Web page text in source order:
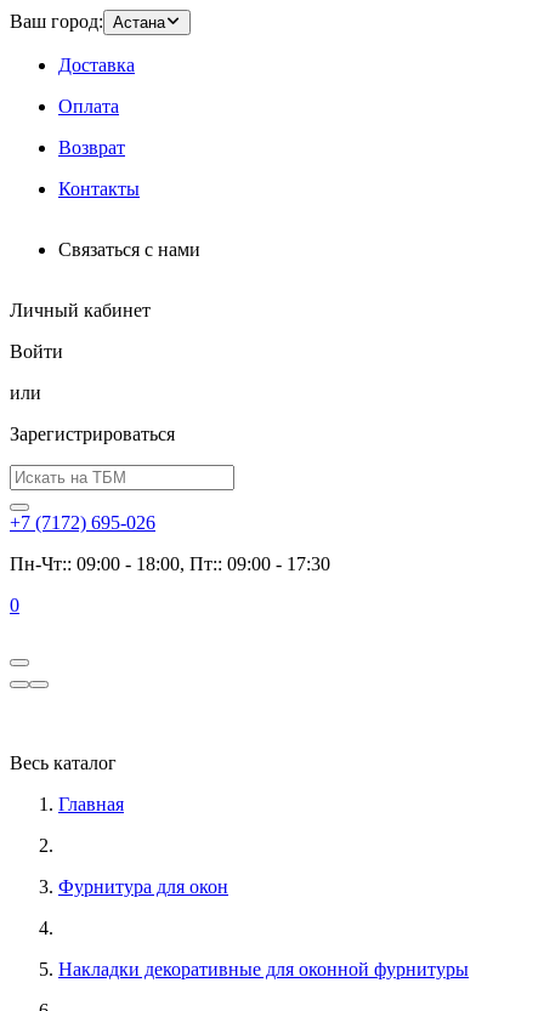
Ваш город: Астана
Доставка
Оплата
Возврат
Контакты
Связаться с нами
Личный кабинет
Войти
или
Зарегистрироваться
+7 (7172) 695-026
Пн-Чт:: 09:00 - 18:00, Пт:: 09:00 - 17:30
0
Весь каталог
Главная
Фурнитура для окон
Накладки декоративные для оконной фурнитуры